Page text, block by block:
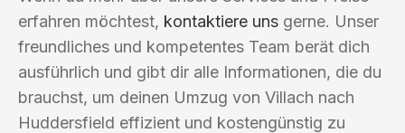
erfahren möchtest, kontaktiere uns gerne. Unser
freundliches und kompetentes Team berät dich
ausführlich und gibt dir alle Informationen, die du
brauchst, um deinen Umzug von Villach nach
Huddersfield effizient und kostengünstig zu